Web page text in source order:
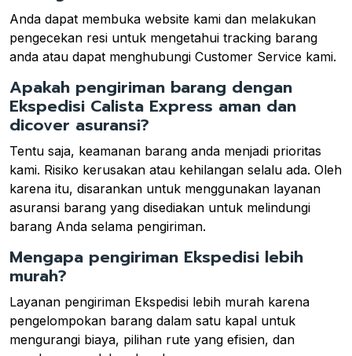
Anda dapat membuka website kami dan melakukan
pengecekan resi untuk mengetahui tracking barang
anda atau dapat menghubungi Customer Service kami.
Apakah pengiriman barang dengan
Ekspedisi Calista Express aman dan
dicover asuransi?
Tentu saja, keamanan barang anda menjadi prioritas
kami. Risiko kerusakan atau kehilangan selalu ada. Oleh
karena itu, disarankan untuk menggunakan layanan
asuransi barang yang disediakan untuk melindungi
barang Anda selama pengiriman.
Mengapa pengiriman Ekspedisi lebih
murah?
Layanan pengiriman Ekspedisi lebih murah karena
pengelompokan barang dalam satu kapal untuk
mengurangi biaya, pilihan rute yang efisien, dan